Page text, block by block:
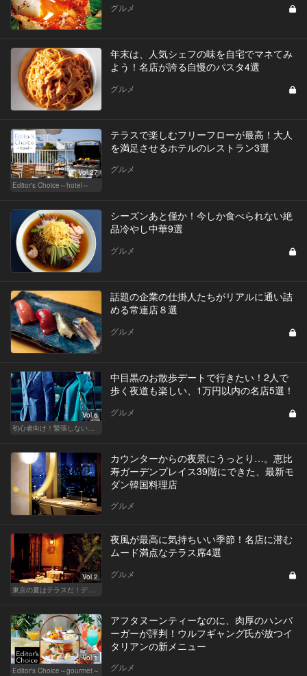
グルメ
年末は、人気シェフの味を自宅でマネてみ
よう！名店が誇る自慢のパスタ4選
グルメ
Vol.27
Editor's Choice～hotel～
テラスで楽しむフリーフローが最高！大人
を満足させるホテルのレストラン3選
グルメ
シーズンあと僅か！今しか食べられない絶
品冷やし中華9選
グルメ
話題の企業の仕掛人たちがリアルに通い詰
める常連店８選
グルメ
Vol.6
中目黒のお散歩デートで行きたい！2人で
歩く夜道も楽しい、1万円以内の名店5選！
グルメ
カウンターからの夜景にうっとり…。恵比
寿ガーデンプレイス39階にできた、最新モ
ダン韓国料理店
グルメ
Vol.2
夜風が最高に気持ちいい季節！名店に潜む
ムード満点なテラス席4選
グルメ
Vol.1
Editor's Choice～gourmet～
アフタヌーンティーなのに、肉厚のハンバ
ーガーが評判！ウルフギャング氏が放つイ
タリアンの新メニュー
グルメ